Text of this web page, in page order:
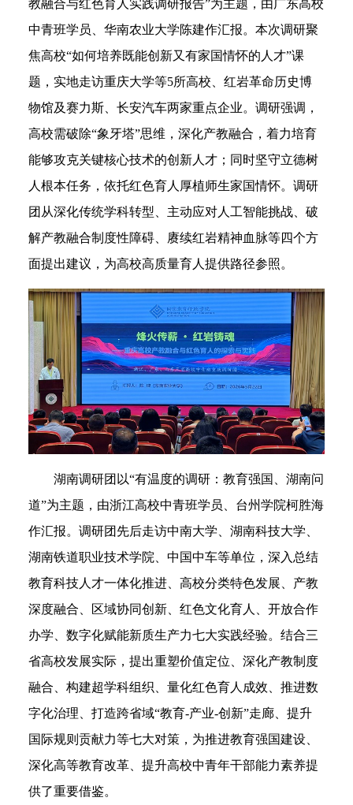
教融合与红色育人实践调研报告”为主题，由广东高校
中青班学员、华南农业大学陈建作汇报。本次调研聚
焦高校“如何培养既能创新又有家国情怀的人才”课
题，实地走访重庆大学等5所高校、红岩革命历史博
物馆及赛力斯、长安汽车两家重点企业。调研强调，
高校需破除“象牙塔”思维，深化产教融合，着力培育
能够攻克关键核心技术的创新人才；同时坚守立德树
人根本任务，依托红色育人厚植师生家国情怀。调研
团从深化传统学科转型、主动应对人工智能挑战、破
解产教融合制度性障碍、赓续红岩精神血脉等四个方
面提出建议，为高校高质量育人提供路径参照。
湖南调研团以“有温度的调研：教育强国、湖南问
道”为主题，由浙江高校中青班学员、台州学院柯胜海
作汇报。调研团先后走访中南大学、湖南科技大学、
湖南铁道职业技术学院、中国中车等单位，深入总结
教育科技人才一体化推进、高校分类特色发展、产教
深度融合、区域协同创新、红色文化育人、开放合作
办学、数字化赋能新质生产力七大实践经验。结合三
省高校发展实际，提出重塑价值定位、深化产教制度
融合、构建超学科组织、量化红色育人成效、推进数
字化治理、打造跨省域“教育-产业-创新”走廊、提升
国际规则贡献力等七大对策，为推进教育强国建设、
深化高等教育改革、提升高校中青年干部能力素养提
供了重要借鉴。